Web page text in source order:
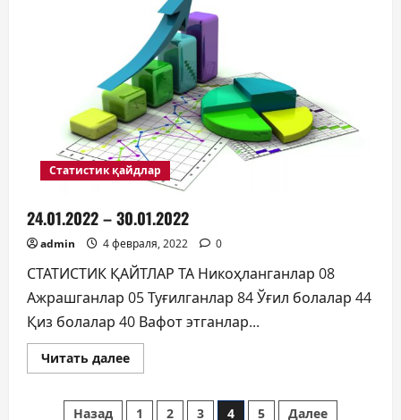
Статистик қайдлар
24.01.2022 – 30.01.2022
admin 4 февраля, 2022 0
СТАТИСТИК ҚАЙТЛАР ТА Никоҳланганлар 08
Ажрашганлар 05 Туғилганлар 84 Ўғил болалар 44
Қиз болалар 40 Вафот этганлар...
Читать далееПрочитать
больше
–
Назад 1 2 3 4 5 Далее